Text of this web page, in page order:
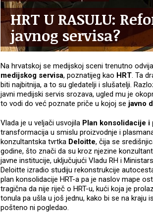
HRT U RASULU:
javnog servisa?
Na hrvatskoj se medijskoj sceni trenutno
medijskog servisa, poznatijeg kao HRT. Ta
biti najbitnija, a to su gledatelji i slušatelji.
javni medijski servis srozava, ugled mu je
to vodi do već poznate priče u kojoj se javno
Vlada je u veljači usvojila Plan konsolidacije i
transformacija u smislu proizvodnje i
konzultantska tvrtka Deloitte, čija se
godine, što znači da su kroz njezine
javne institucije, uključujući Vladu RH i
Deloitte izradio studiju rekonstrukcije
plan konsolidacije HRT-a pa je naslov mape
tragična da nije riječ o HRT-u, kući koja je
tonula pa ušla u još jednu, kako bi se na kraju
pošteno ni pogledao.